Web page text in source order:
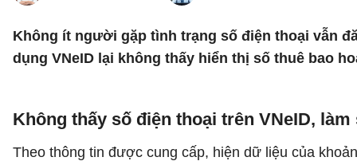
Không ít người gặp tình trạng số điện thoại vẫn
dụng VNeID lại không thấy hiển thị số thuê bao
Không thấy số điện thoại trên VNeID,
Theo thông tin được cung cấp, hiện dữ liệu của